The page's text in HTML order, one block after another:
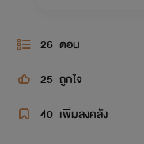
26 ตอน
25 ถูกใจ
40 เพิ่มลงคลัง